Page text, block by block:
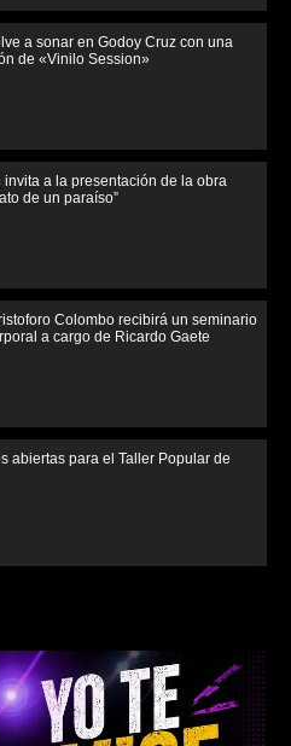
a sonar en Godoy Cruz con una
de «Vinilo Session»
invita a la presentación de la obra
de un paraíso”
Colombo recibirá un seminario
a cargo de Ricardo Gaete
abiertas para el Taller Popular de